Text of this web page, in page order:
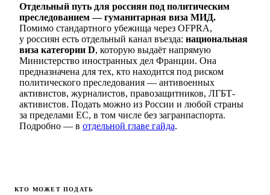
Отдельный путь для россиян под политическим
преследованием — гуманитарная виза МИД.
Помимо стандартного убежища через OFPRA,
у россиян есть отдельный канал въезда: национальная
виза категории D, которую выдаёт напрямую
Министерство иностранных дел Франции. Она
предназначена для тех, кто находится под риском
политического преследования — антивоенных
активистов, журналистов, правозащитников, ЛГБТ-
активистов. Подать можно из России и любой страны
за пределами ЕС, в том числе без загранпаспорта.
Подробно — в отдельной главе гайда.
КТО МОЖЕТ ПОДАТЬ